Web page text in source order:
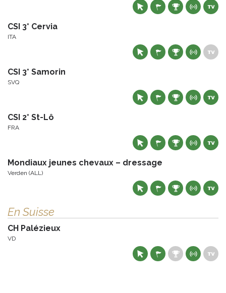
CSI 3* Cervia
ITA
CSI 3* Samorin
SVQ
CSI 2* St-Lô
FRA
Mondiaux jeunes chevaux – dressage
Verden (ALL)
En Suisse
CH Palézieux
VD